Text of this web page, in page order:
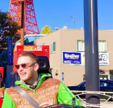
Κράτηση
Τόκιο Ακίχαμπαρα #1
Τόκιο Σιμπούγια
Τόκιο Κόλπος